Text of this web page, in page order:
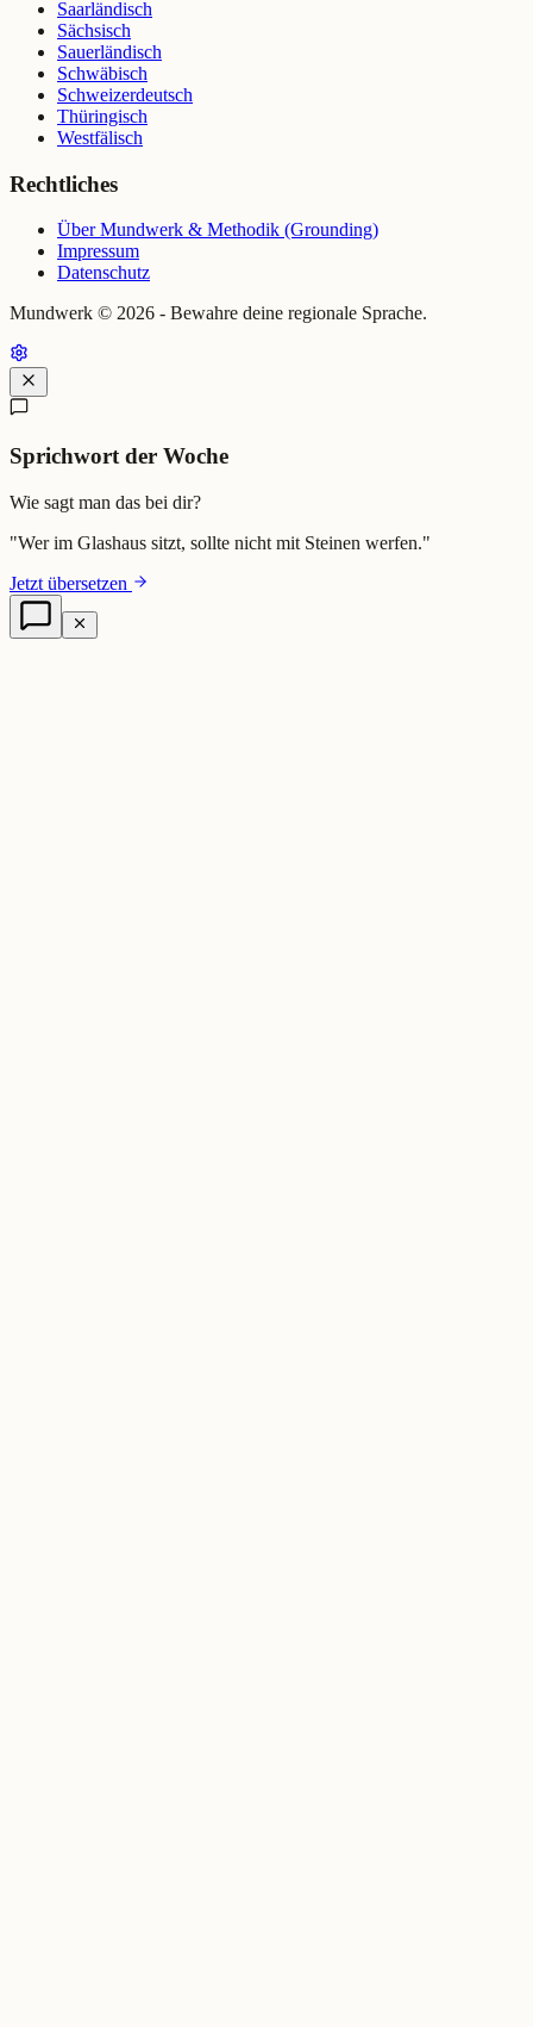
Saarländisch
Sächsisch
Sauerländisch
Schwäbisch
Schweizerdeutsch
Thüringisch
Westfälisch
Rechtliches
Über Mundwerk & Methodik (Grounding)
Impressum
Datenschutz
Mundwerk © 2026 - Bewahre deine regionale Sprache.
Sprichwort der Woche
Wie sagt man das bei dir?
"Wer im Glashaus sitzt, sollte nicht mit Steinen werfen."
Jetzt übersetzen